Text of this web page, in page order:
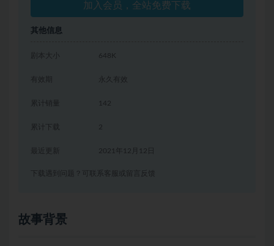
加入会员，全站免费下载
其他信息
剧本大小 648K
有效期 永久有效
累计销量 142
累计下载 2
2021年12月12日
下载遇到问题？可联系客服或留言反馈
故事背景